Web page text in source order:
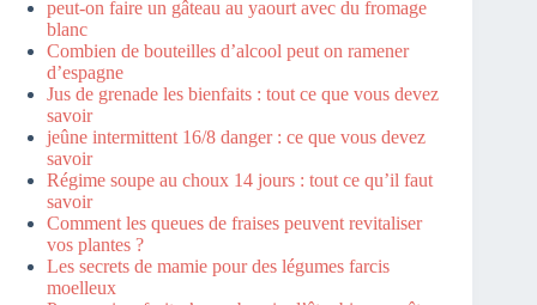
peut-on faire un gâteau au yaourt avec du fromage
blanc
Combien de bouteilles d’alcool peut on ramener
d’espagne
Jus de grenade les bienfaits : tout ce que vous devez
savoir
jeûne intermittent 16/8 danger : ce que vous devez
savoir
Régime soupe au choux 14 jours : tout ce qu’il faut
savoir
Comment les queues de fraises peuvent revitaliser
vos plantes ?
Les secrets de mamie pour des légumes farcis
moelleux